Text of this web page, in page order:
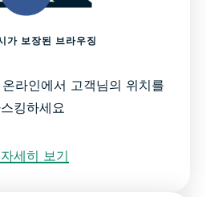
가 보장된 브라우징
라인에서 고객님의 위치를
킹하세요
세히 보기